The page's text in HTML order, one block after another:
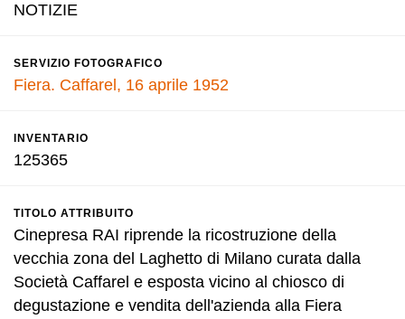
NOTIZIE
SERVIZIO FOTOGRAFICO
Fiera. Caffarel, 16 aprile 1952
INVENTARIO
125365
TITOLO ATTRIBUITO
Cinepresa RAI riprende la ricostruzione della
vecchia zona del Laghetto di Milano curata dalla
Società Caffarel e esposta vicino al chiosco di
degustazione e vendita dell'azienda alla Fiera